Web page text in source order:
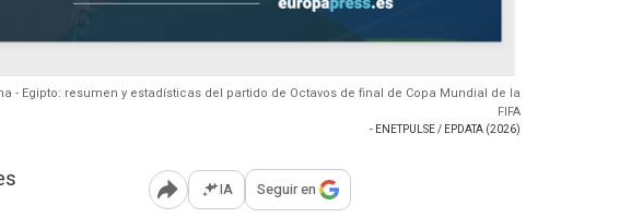
- Egipto: resumen y estadísticas del partido de Octavos de final de Copa Mundial de la
FIFA
- ENETPULSE / EPDATA (2026)
Abrir opciones para compartir
IA Seguir en